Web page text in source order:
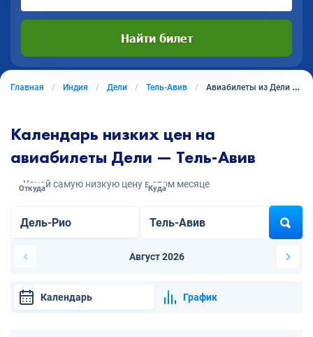
Найти билет
Главная Индия Дели Тель-Авив Авиабилеты из Дели в Тель-Авив
Календарь низких цен на
авиабилеты Дели — Тель-Авив
Узнай самую низкую цену в этом месяце
Откуда Куда
Август 2026
Календарь График